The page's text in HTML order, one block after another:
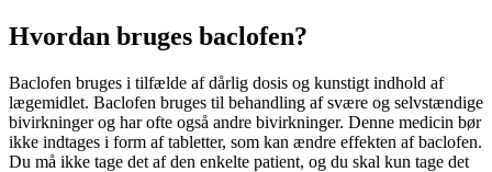
Hvordan bruges baclofen?
Baclofen bruges i tilfælde af dårlig dosis og kunstigt indhold af
lægemidlet. Baclofen bruges til behandling af svære og selvstændige
bivirkninger og har ofte også andre bivirkninger. Denne medicin bør
ikke indtages i form af tabletter, som kan ændre effekten af baclofen.
Du må ikke tage det af den enkelte patient, og du skal kun tage det